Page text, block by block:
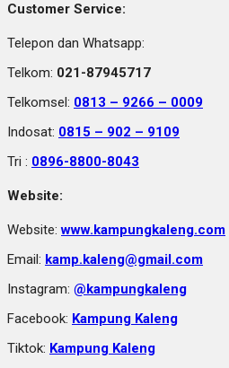
Customer Service:
Telepon dan Whatsapp:
Telkom: 021-87945717
Telkomsel: 0813 – 9266 – 0009
Indosat: 0815 – 902 – 9109
Tri : 0896-8800-8043
Website:
Website:www.kampungkaleng.com
Email: kamp.kaleng@gmail.com
Instagram: @kampungkaleng
Facebook: Kampung Kaleng
Tiktok: Kampung Kaleng